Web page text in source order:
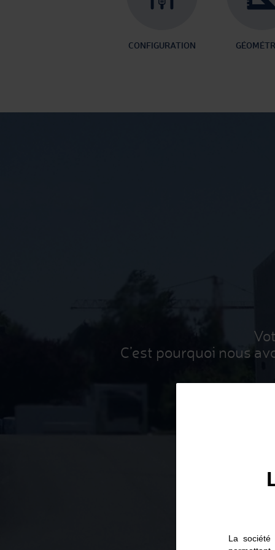
CONFIGURATION
C’est pourquoi nous
La